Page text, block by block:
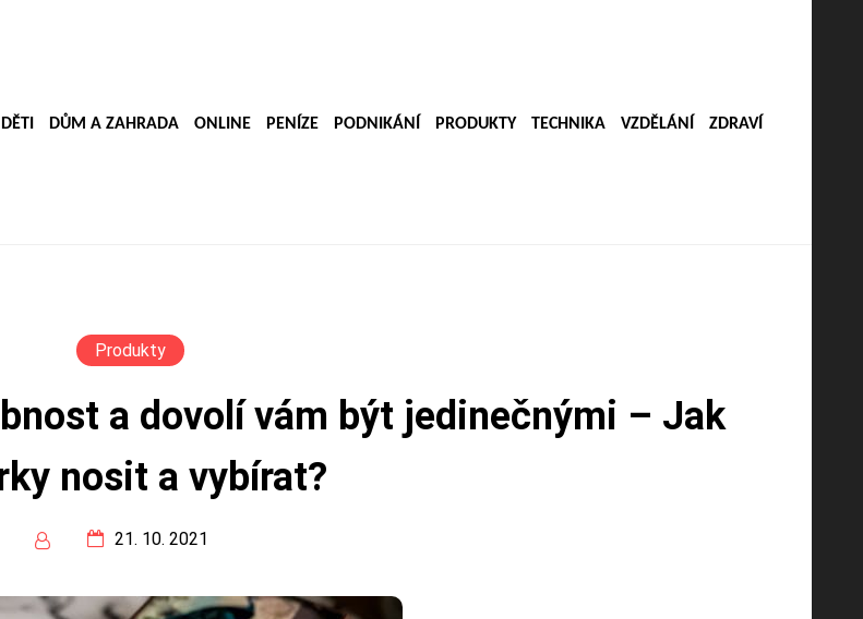
DĚTI DŮM A ZAHRADA ONLINE PENÍZE PODNIKÁNÍ PRODUKTY TECHNIKA VZDĚLÁNÍ ZDRAVÍ
Produkty
a dovolí vám být jedinečnými – Jak
nosit a vybírat?
21. 10. 2021